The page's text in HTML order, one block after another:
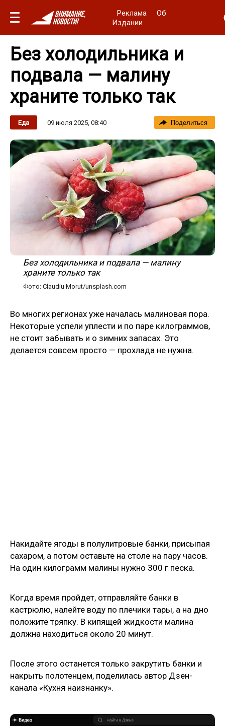
Реклама
Об
Издании
Без холодильника и
подвала — малину
храните только так
Еда 09 июля 2025, 08:40 Поделиться
Без холодильника и подвала — малину
храните только так
Фото: Claudiu Morut/unsplash.com
Во многих регионах уже началась малиновая пора.
Некоторые успели уплести и по паре килограммов,
не стоит забывать и о зимних запасах. Это
делается совсем просто — прохлада не нужна.
Накидайте ягоды в полулитровые банки, присыпая
сахаром, а потом оставьте на столе на пару часов.
На один килограмм малины нужно 300 г песка.
Когда время пройдет, отправляйте банки в
кастрюлю, налейте воду по плечики тары, а на дно
положите тряпку. В кипящей жидкости малина
должна находиться около 20 минут.
После этого останется только закрутить банки и
накрыть полотенцем, поделилась автор Дзен-
канала «Кухня наизнанку».